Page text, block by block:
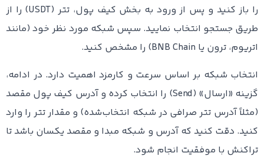
را باز کنید و پس از ورود به بخش کیف پول، تتر (USDT) را از
طریق جستجو انتخاب نمایید. سپس شبکه مورد نظر خود (مانند
اتریوم، ترون یا BNB Chain) را مشخص کنید.
انتخاب شبکه بر اساس سرعت و کارمزد اهمیت دارد. در ادامه،
گزینه «ارسال» (Send) را انتخاب کرده و آدرس کیف پول مقصد
(مثلاً آدرس تتر صرافی در شبکه انتخاب‌شده) و مقدار تتر را وارد
کنید. دقت کنید که آدرس و شبکه مبدا و مقصد یکسان باشد تا
تراکنش با موفقیت انجام شود.